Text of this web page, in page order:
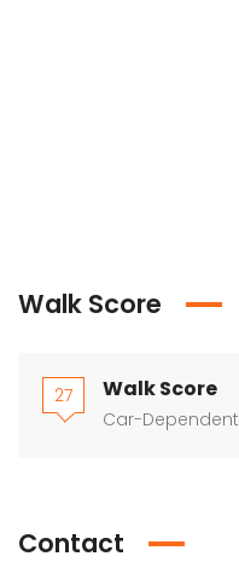
Walk Score
27 Walk Score
Car-Dependent
Contact